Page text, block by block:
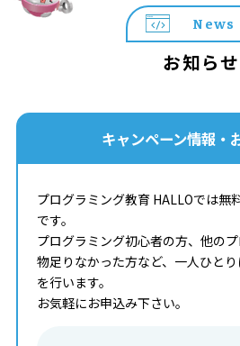
News
お知らせ
キャンペーン情報・
プログラミング教育 HALLOでは無
です。
プログラミング初心者の方、他の
物足りなかった方など、一人ひと
を行います。
お気軽にお申込み下さい。